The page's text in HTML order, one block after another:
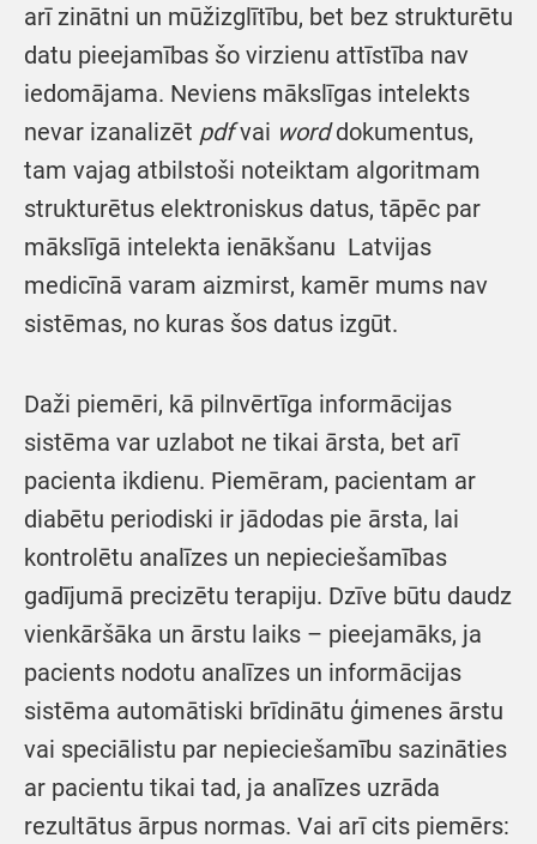
arī zinātni un mūžizglītību, bet bez strukturētu
datu pieejamības šo virzienu attīstība nav
iedomājama. Neviens mākslīgas intelekts
nevar izanalizēt pdfvai worddokumentus,
tam vajag atbilstoši noteiktam algoritmam
strukturētus elektroniskus datus, tāpēc par
mākslīgā intelekta ienākšanu Latvijas
medicīnā varam aizmirst, kamēr mums nav
sistēmas, no kuras šos datus izgūt.
Daži piemēri, kā pilnvērtīga informācijas
sistēma var uzlabot ne tikai ārsta, bet arī
pacienta ikdienu. Piemēram, pacientam ar
diabētu periodiski ir jādodas pie ārsta, lai
kontrolētu analīzes un nepieciešamības
gadījumā precizētu terapiju. Dzīve būtu daudz
vienkāršāka un ārstu laiks – pieejamāks, ja
pacients nodotu analīzes un informācijas
sistēma automātiski brīdinātu ģimenes ārstu
vai speciālistu par nepieciešamību sazināties
ar pacientu tikai tad, ja analīzes uzrāda
rezultātus ārpus normas. Vai arī cits piemērs: